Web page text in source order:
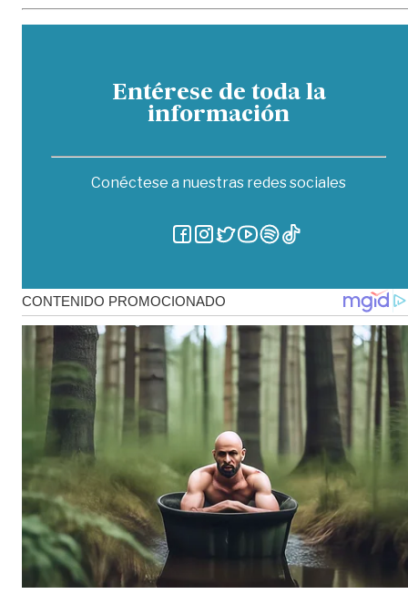
Entérese de toda la
información
Conéctese a nuestras redes sociales